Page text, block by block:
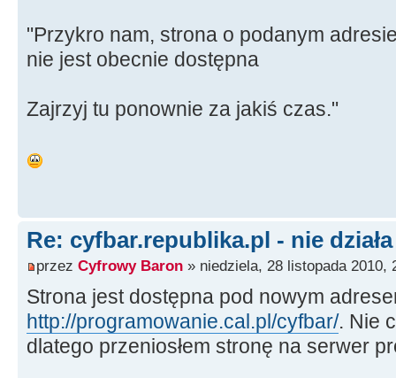
"Przykro nam, strona o podanym
nie jest obecnie dostępna
Zajrzyj tu ponownie za jakiś czas."
Re: cyfbar.republika.pl - nie
przez Cyfrowy Baron » niedziela, 28 listopada 2010,
Strona jest dostępna pod nowym
http://programowanie.cal.pl/cyfbar/. Nie
dlatego przeniosłem stronę na serwer